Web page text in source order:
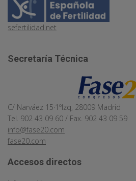
sefertilidad.net
Secretaría Técnica
C/ Narváez 15·1ºIzq, 28009 Madrid
Tel. 902 43 09 60 / Fax. 902 43 09 59
info@fase20.com
fase20.com
Accesos directos